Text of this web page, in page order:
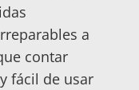
a
contar
fácil de usar